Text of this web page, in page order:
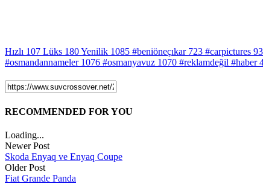
Hızlı 107 Lüks 180Yenilik 1085 #beniöneçıkar 723 #carpictures
#osmandannameler 1076 #osmanyavuz 1070 #reklamdeğil #haber
RECOMMENDED FOR YOU
Loading...
Newer Post
Skoda Enyaq ve Enyaq Coupe
Older Post
Fiat Grande Panda